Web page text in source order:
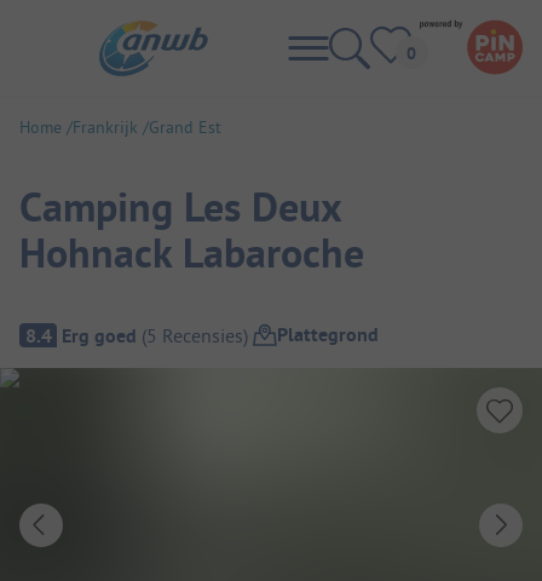
Home Frankrijk Grand Est
Camping Les Deux
Hohnack Labaroche
Camping overzicht
8.4 Erg goed (5 Recensies) Plattegrond